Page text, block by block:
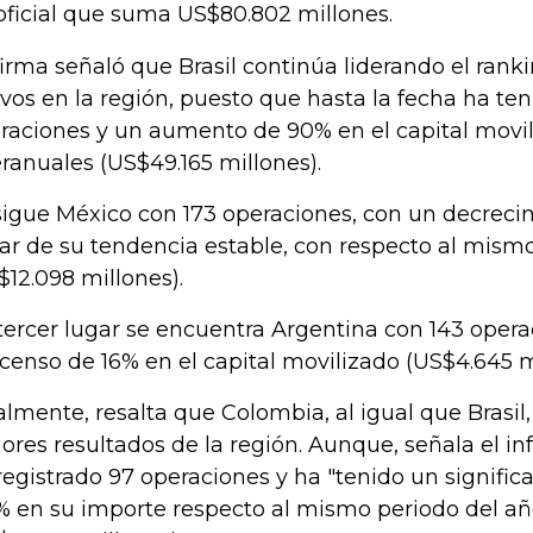
que suma US$80.802 millones.
señaló que Brasil continúa liderando el
en la región, puesto que hasta la fecha ha
y un aumento de 90% en el capital
(US$49.165 millones).
México con 173 operaciones, con un
de su tendencia estable, con respecto al
millones).
lugar se encuentra Argentina con 143
de 16% en el capital movilizado (US$4.645
resalta que Colombia, al igual que
resultados de la región. Aunque, señala el
97 operaciones y ha "tenido un
en su importe respecto al mismo periodo del